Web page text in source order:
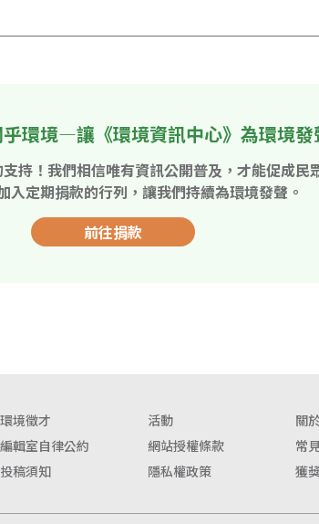
環境—讓《環境資訊中心》為環境發
支持！我們相信唯有資訊公開普及，才能促成民
入定期捐款的行列，讓我們持續為環境發聲。
前往捐款
環境徵才 活動 關
編輯室自律公約
網站授權條款 常
投稿須知
隱私權政策 獲